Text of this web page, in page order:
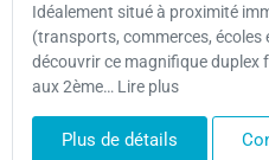
Idéalement situé à proximité
(transports, commerces, écoles
découvrir ce magnifique duplex
aux 2ème… Lire plus
Plus de détails